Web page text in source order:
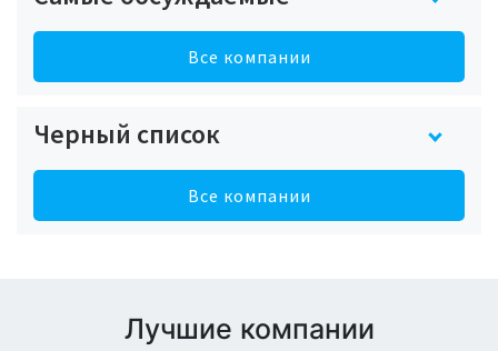
Все компании
Черный список
Все компании
Лучшие компании